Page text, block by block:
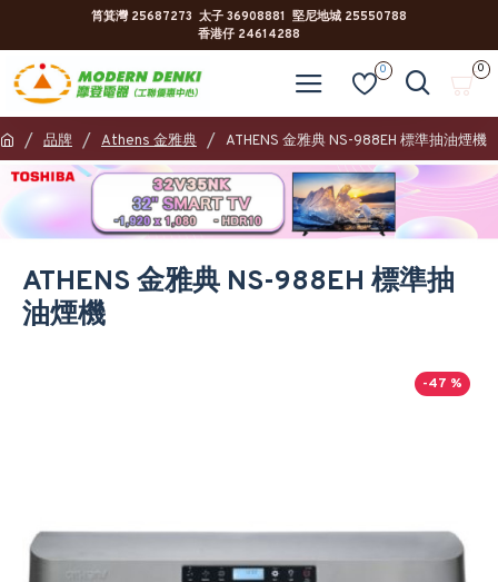
筲箕灣 25687273 太子 36908881 堅尼地城 25550788
香港仔 24614288
0 0
品牌 Athens 金雅典 ATHENS 金雅典 NS-988EH 標準抽油煙機
ATHENS 金雅典 NS-988EH 標準抽
油煙機
-47 %